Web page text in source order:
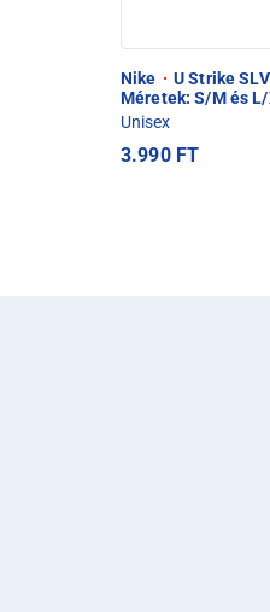
Nike · U Strike
Méretek: S/M és
Unisex
3.990 FT